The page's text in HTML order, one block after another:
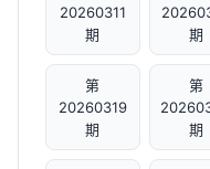
20260311
期
期
第
20260319
期
第
期